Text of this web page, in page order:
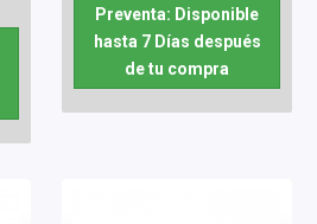
Preventa: Disponible
hasta 7 Días después
de tu compra